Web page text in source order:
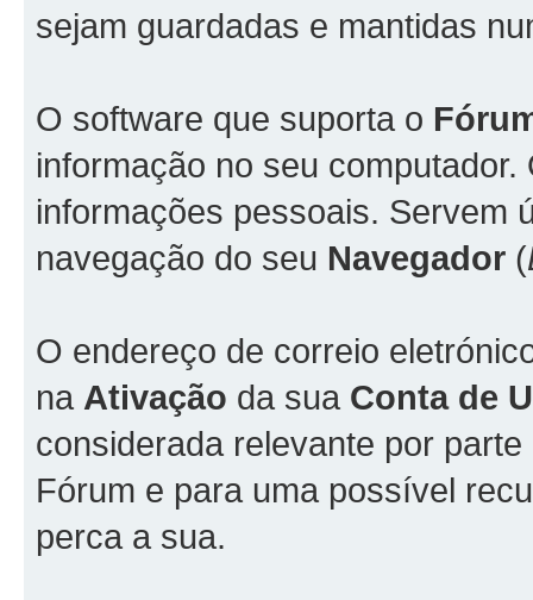
sejam guardadas e mantidas
O software que suporta o
informação no seu
informações pessoais. Servem
navegação do seu Navegador (
O endereço de correio
na Ativação da sua Conta de
considerada relevante por
Fórum e para uma possível
perca a sua.